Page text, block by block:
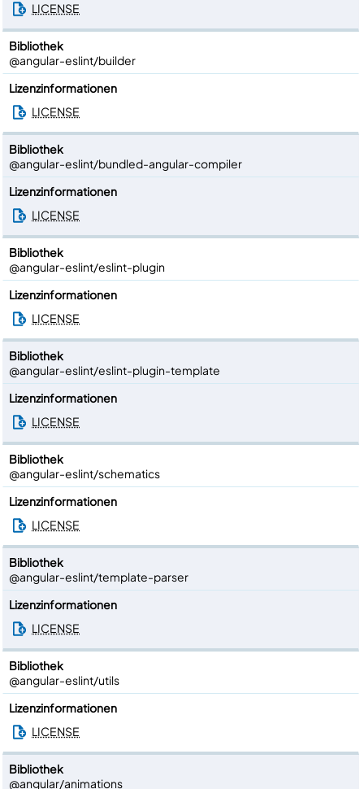
LICENSE
Bibliothek
@angular-eslint/builder
Lizenzinformationen
LICENSE
Bibliothek
@angular-eslint/bundled-angular-compiler
Lizenzinformationen
LICENSE
Bibliothek
@angular-eslint/eslint-plugin
Lizenzinformationen
LICENSE
Bibliothek
@angular-eslint/eslint-plugin-template
Lizenzinformationen
LICENSE
Bibliothek
@angular-eslint/schematics
Lizenzinformationen
LICENSE
Bibliothek
@angular-eslint/template-parser
Lizenzinformationen
LICENSE
Bibliothek
@angular-eslint/utils
Lizenzinformationen
LICENSE
Bibliothek
@angular/animations